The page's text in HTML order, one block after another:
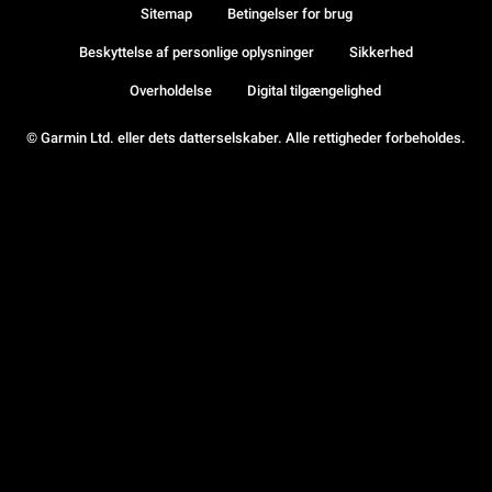
© Garmin Ltd. eller dets datterselskaber. Alle rettigheder forbeholdes.
Sitemap Betingelser for brug
Beskyttelse af personlige oplysninger Sikkerhed
Overholdelse Digital tilgængelighed